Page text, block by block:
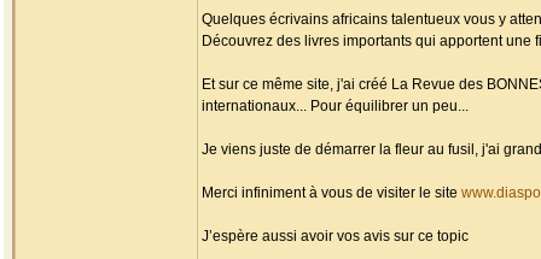
Quelques écrivains africains talentueux vous y
Découvrez des livres importants qui apportent
Et sur ce même site, j'ai créé La Revue des
internationaux... Pour équilibrer un peu...
Je viens juste de démarrer la fleur au fusil, j'ai
Merci infiniment à vous de visiter le site
J’espère aussi avoir vos avis sur ce topic